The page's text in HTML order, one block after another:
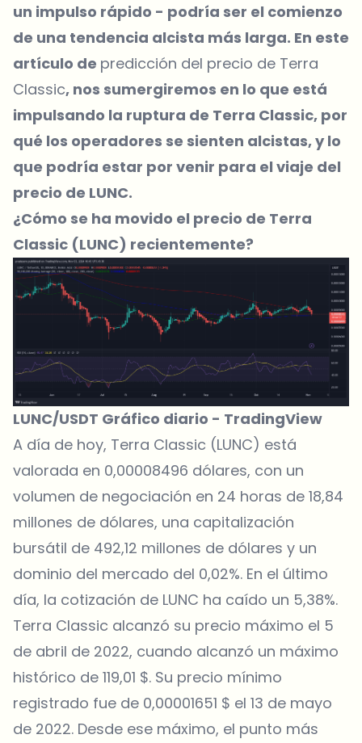
un impulso rápido - podría ser el comienzo
de una tendencia alcista más larga. En este
artículo de predicción del precio de Terra
Classic, nos sumergiremos en lo que está
impulsando la ruptura de Terra Classic, por
qué los operadores se sienten alcistas, y lo
que podría estar por venir para el viaje del
precio de LUNC.
¿Cómo se ha movido el precio de Terra
Classic (LUNC) recientemente?
LUNC/USDT Gráfico diario - TradingView
A día de hoy, Terra Classic (LUNC) está
valorada en 0,00008496 dólares, con un
volumen de negociación en 24 horas de 18,84
millones de dólares, una capitalización
bursátil de 492,12 millones de dólares y un
dominio del mercado del 0,02%. En el último
día, la cotización de LUNC ha caído un 5,38%.
Terra Classic alcanzó su precio máximo el 5
de abril de 2022, cuando alcanzó un máximo
histórico de 119,01 $. Su precio mínimo
registrado fue de 0,00001651 $ el 13 de mayo
de 2022. Desde ese máximo, el punto más